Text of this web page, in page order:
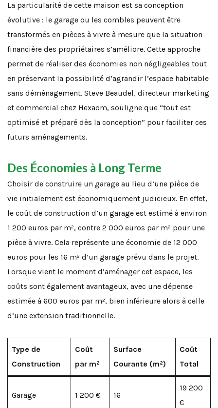
La particularité de cette maison est sa conception
évolutive : le garage ou les combles peuvent être
transformés en pièces à vivre à mesure que la situation
financière des propriétaires s’améliore. Cette approche
permet de réaliser des économies non négligeables tout
en préservant la possibilité d’agrandir l’espace habitable
sans déménagement. Steve Beaudel, directeur marketing
et commercial chez Hexaom, souligne que “tout est
optimisé et préparé dès la conception” pour faciliter ces
futurs aménagements.
Des Économies à Long Terme
Choisir de construire un garage au lieu d’une pièce de
vie initialement est économiquement judicieux. En effet,
le coût de construction d’un garage est estimé à environ
1 200 euros par m², contre 2 000 euros par m² pour une
pièce à vivre. Cela représente une économie de 12 000
euros pour les 16 m² d’un garage prévu dans le projet.
Lorsque vient le moment d’aménager cet espace, les
coûts sont également avantageux, avec une dépense
estimée à 600 euros par m², bien inférieure alors à celle
d’une extension traditionnelle.
Type de
Construction
Coût
par m²
Surface
Courante (m²)
Coût
Total
Garage 1 200 € 16
19 200
€